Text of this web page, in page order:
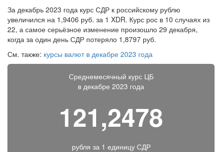
За декабрь 2023 года курс СДР к российскому рублю
увеличился на 1,9406 руб. за 1 XDR. Курс рос в 10 случаях из
22, а самое серьёзное изменение произошло 29 декабря,
когда за один день СДР потеряло 1,8797 руб.
См. также: курсы валют в декабре 2023 года
Среднемесячный курс ЦБ
в декабре 2023 года
121,2478
рубля за 1 единицу СДР